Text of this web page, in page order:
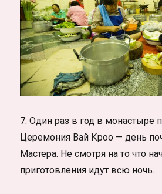
7. Один раз в год в монастыре
Церемония Вай Кроо — день
Мастера. Не смотря на то что
приготовления идут всю ночь.